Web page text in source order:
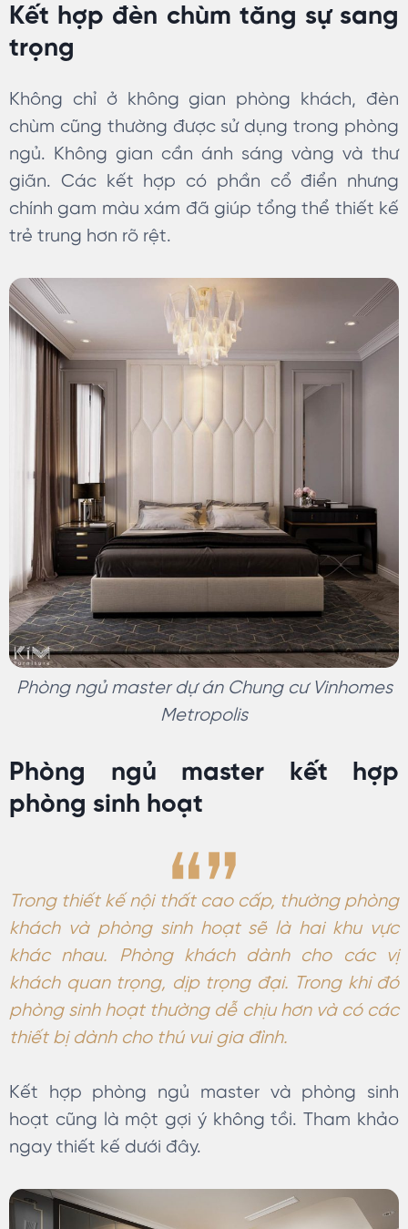
Kết hợp đèn chùm tăng sự sang
trọng
Không chỉ ở không gian phòng khách, đèn
chùm cũng thường được sử dụng trong phòng
ngủ. Không gian cần ánh sáng vàng và thư
giãn. Các kết hợp có phần cổ điển nhưng
chính gam màu xám đã giúp tổng thể thiết kế
trẻ trung hơn rõ rệt.
Phòng ngủ master dự án Chung cư Vinhomes
Metropolis
Phòng ngủ master kết hợp
phòng sinh hoạt
Trong thiết kế nội thất cao cấp, thường phòng
khách và phòng sinh hoạt sẽ là hai khu vực
khác nhau. Phòng khách dành cho các vị
khách quan trọng, dịp trọng đại. Trong khi đó
phòng sinh hoạt thường dễ chịu hơn và có các
thiết bị dành cho thú vui gia đình.
Kết hợp phòng ngủ master và phòng sinh
hoạt cũng là một gợi ý không tồi. Tham khảo
ngay thiết kế dưới đây.